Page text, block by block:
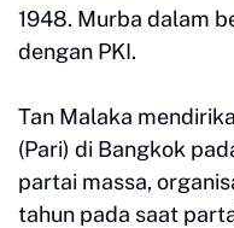
1948. Murba dalam
dengan PKI.
Tan Malaka
(Pari) di Bangkok
partai massa,
tahun pada saat